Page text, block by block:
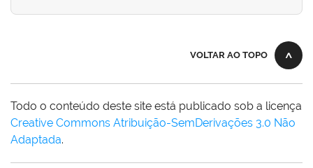
VOLTAR AO TOPO
Todo o conteúdo deste site está publicado sob a licença
Creative Commons Atribuição-SemDerivações 3.0 Não
Adaptada.